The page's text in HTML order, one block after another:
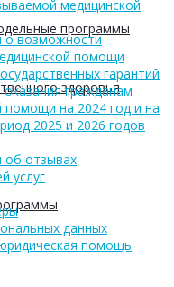
программы
здоровья
медицинской
возможности
помощи
гарантий
оказания гражданам
помощи на 2024 год и на
2025 и 2026 годов
отзывах
услуг
данных
помощь